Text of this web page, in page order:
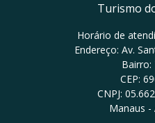
Turismo
Horário de
Endereço: Av.
Bairro:
CEP:
CNPJ:
Manaus -